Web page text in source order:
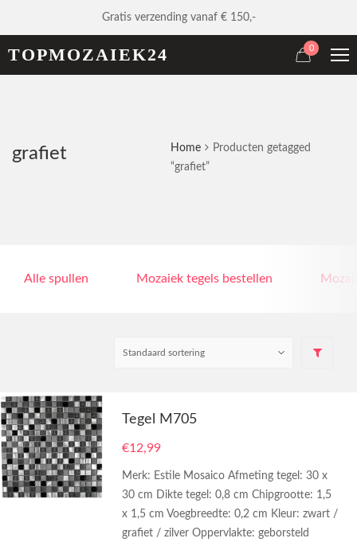
Gratis verzending vanaf € 150,-
TOPMOZAIEK24 0
grafiet Home
Producten getagged
“grafiet”
Alle spullen Mozaiek tegels bestellen
Tegel M705
€12,99
Merk: Estile Mosaico Afmeting tegel: 30 x
30 cm Dikte tegel: 0,8 cm Chipgrootte: 1,5
x 1,5 cm Voegbreedte: 0,2 cm Kleur: zwart /
grafiet / zilver Oppervlakte: geborsteld